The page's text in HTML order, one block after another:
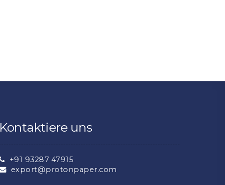
Kontaktiere uns
+91 93287 47915
export@protonpaper.com